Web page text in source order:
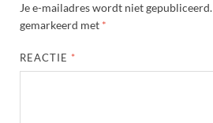
Je e-mailadres wordt niet gepubliceerd.
gemarkeerd met *
REACTIE *